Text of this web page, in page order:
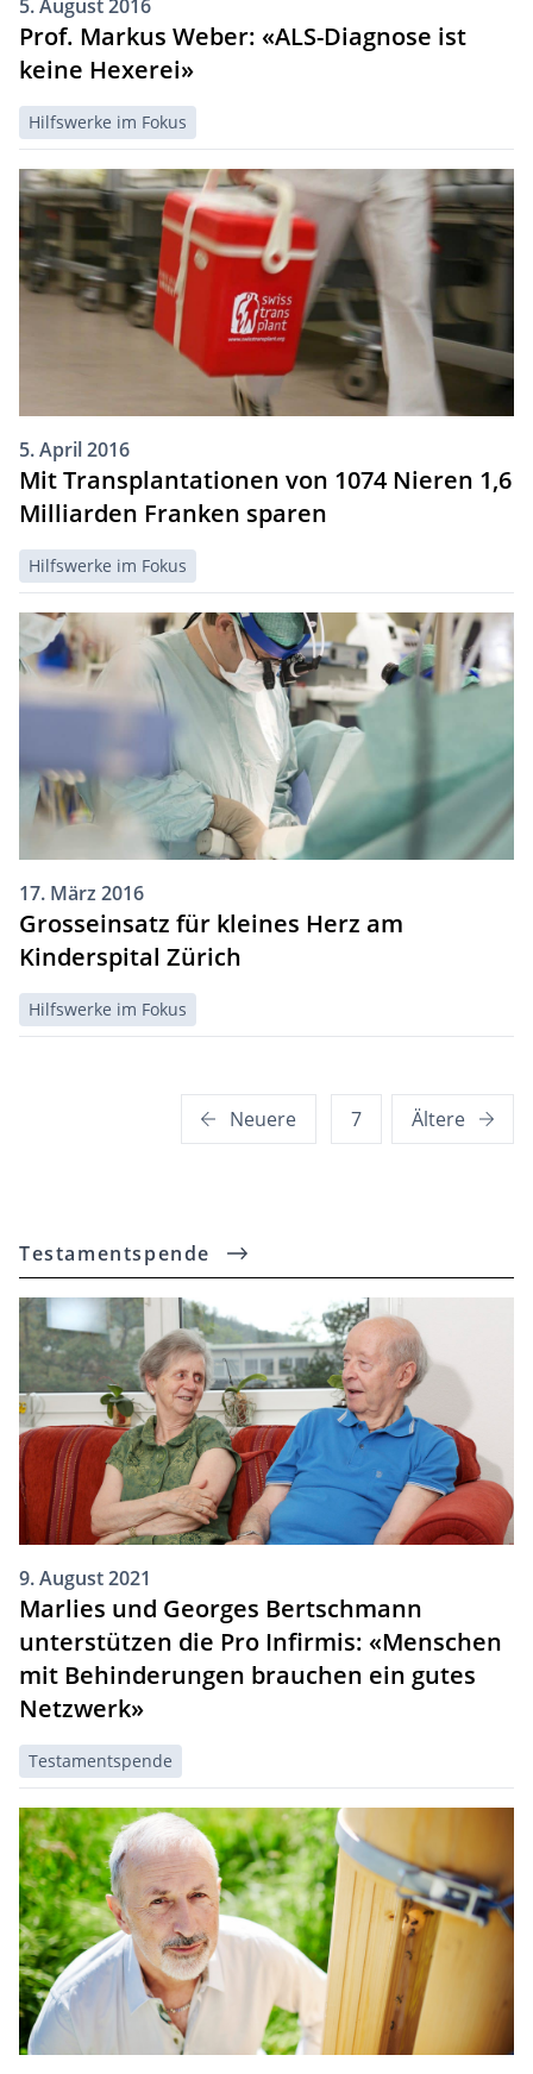
5. August 2016
Prof. Markus Weber: «ALS-Diagnose ist
keine Hexerei»
Hilfswerke im Fokus
5. April 2016
Mit Transplantationen von 1074 Nieren 1,6
Milliarden Franken sparen
Hilfswerke im Fokus
17. März 2016
Grosseinsatz für kleines Herz am
Kinderspital Zürich
Hilfswerke im Fokus
Seitennummerierung
Neuere 7 Ältere
Testamentspende
9. August 2021
Marlies und Georges Bertschmann
unterstützen die Pro Infirmis: «Menschen
mit Behinderungen brauchen ein gutes
Netzwerk»
Testamentspende